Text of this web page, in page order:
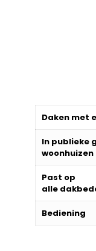
Daken met
In publieke
woonhuizen
Past op
alle
Bediening